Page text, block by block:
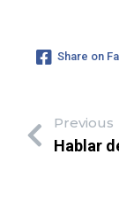
Share on
Previous
Hablar